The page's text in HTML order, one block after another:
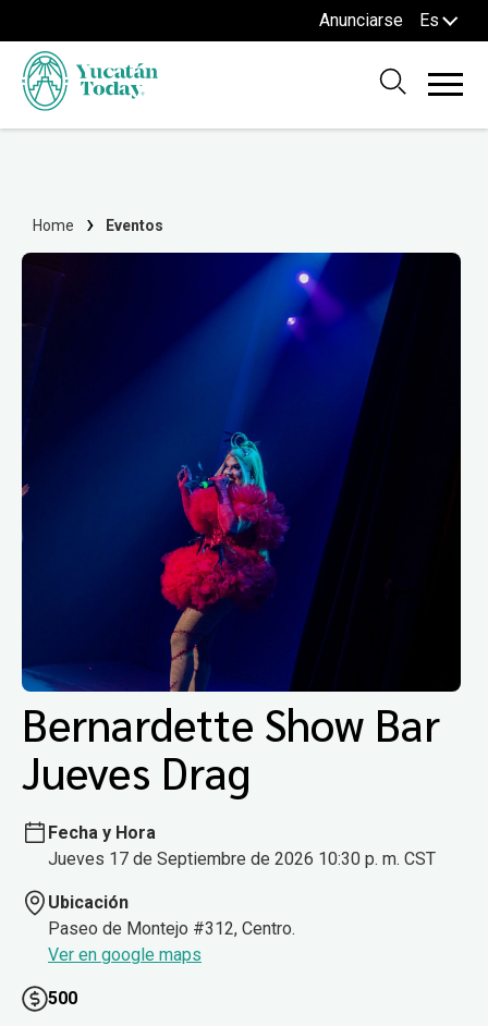
Anunciarse Es
Home Eventos
Bernardette Show Bar
Jueves Drag
Fecha y Hora
Jueves 17 de Septiembre de 2026 10:30 p. m. CST
Ubicación
Paseo de Montejo #312, Centro.
Ver en google maps
500